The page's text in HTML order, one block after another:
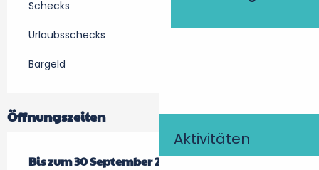
Aktivitäten
Schecks
Urlaubsschecks
Bargeld
Öffnungszeiten
vom1 April 2026bis zum30 September 2026
Bis zum30 September 2026